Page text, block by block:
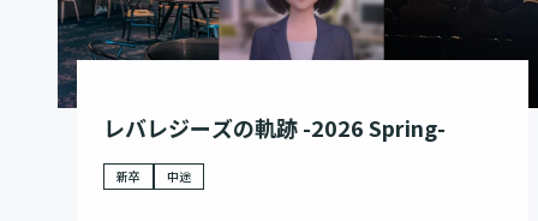
レバレジーズの軌跡 -2026 Spring-
新卒 中途